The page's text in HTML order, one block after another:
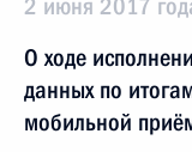
2 июня 2017
О ходе
данных по
мобильной